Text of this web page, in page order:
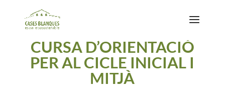
CURSA D’ORIENTACIÓ
PER AL CICLE INICIAL I
MITJÀ